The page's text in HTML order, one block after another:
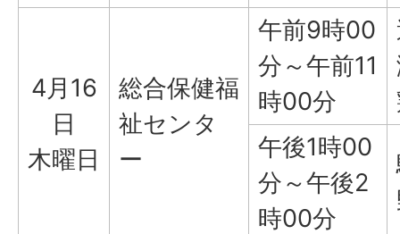
4月16
日
木曜日
総合保健福
祉センタ
ー
午前9時00
分～午前11
時00分
午後1時00
分～午後2
時00分